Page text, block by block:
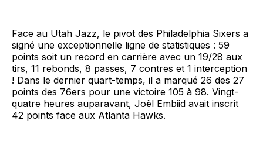
Face au Utah Jazz, le pivot des Philadelphia Sixers a
signé une exceptionnelle ligne de statistiques : 59
points soit un record en carrière avec un 19/28 aux
tirs, 11 rebonds, 8 passes, 7 contres et 1 interception
! Dans le dernier quart-temps, il a marqué 26 des 27
points des 76ers pour une victoire 105 à 98. Vingt-
quatre heures auparavant, Joël Embiid avait inscrit
42 points face aux Atlanta Hawks.